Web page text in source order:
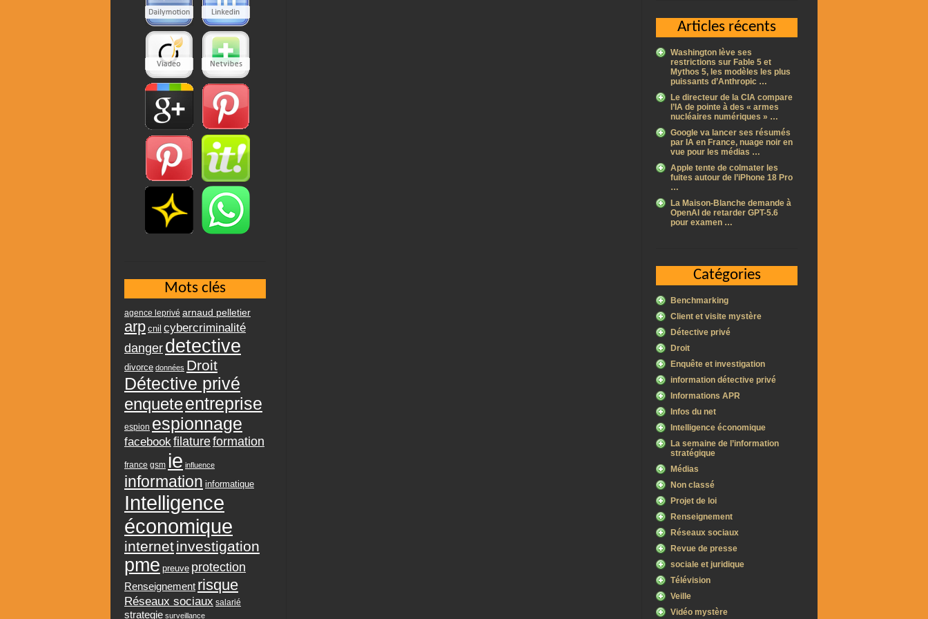
Articles récents
Washington lève ses
restrictions sur Fable 5 et
Mythos 5, les modèles les plus
puissants d’Anthropic …
Le directeur de la CIA compare
l’IA de pointe à des « armes
nucléaires numériques » …
Google va lancer ses résumés
par IA en France, nuage noir en
vue pour les médias …
Apple tente de colmater les
fuites autour de l’iPhone 18 Pro
…
La Maison-Blanche demande à
OpenAI de retarder GPT-5.6
pour examen …
Catégories
Benchmarking
Client et visite mystère
Détective privé
Droit
Enquête et investigation
information détective privé
Informations APR
Infos du net
Intelligence économique
La semaine de l’information
stratégique
Médias
Non classé
Projet de loi
Renseignement
Réseaux sociaux
Revue de presse
sociale et juridique
Télévision
Veille
Vidéo mystère
Mots clés
agence leprivé arnaud pelletier
arp cnil cybercriminalité
danger detective
divorce données Droit
Détective privé
enqueteentreprise
espion espionnage
facebookfilatureformation
france gsm ie influence
information informatique
Intelligence
économique
internetinvestigation
pme preuve protection
Renseignement risque
Réseaux sociaux salarié
strategie surveillance